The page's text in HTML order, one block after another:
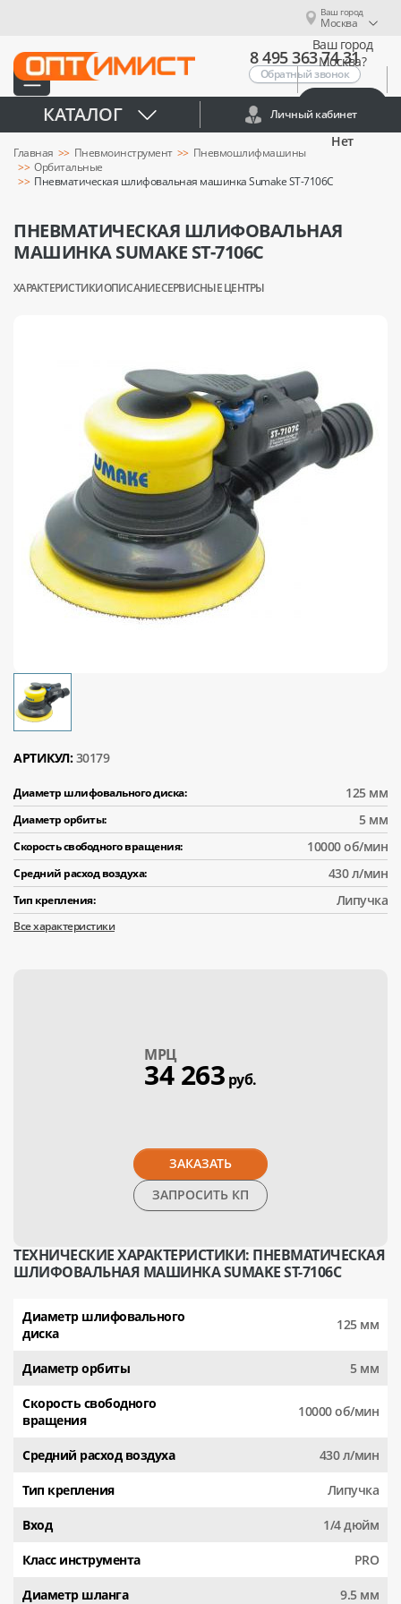
Ваш город
Москва
Ваш город
Москва?
Нет
8 495 363 74 31
Обратный звонок
КАТАЛОГ Личный кабинет
Главная Пневмоинструмент
Пневмошлифмашины
Орбитальные
Пневматическая шлифовальная машинка Sumake ST-7106C
ПНЕВМАТИЧЕСКАЯ ШЛИФОВАЛЬНАЯ
МАШИНКА SUMAKE ST-7106C
ХАРАКТЕРИСТИКИОПИСАНИЕСЕРВИСНЫЕ ЦЕНТРЫ
АРТИКУЛ: 30179
Диаметр шлифовального диска: 125 мм
Диаметр орбиты: 5 мм
Скорость свободного вращения: 10000 об/мин
Средний расход воздуха: 430 л/мин
Тип крепления: Липучка
Все характеристики
МPЦ
34 263 руб.
ЗАКАЗАТЬ
ЗАПРОСИТЬ КП
ТЕХНИЧЕСКИЕ ХАРАКТЕРИСТИКИ: ПНЕВМАТИЧЕСКАЯ
ШЛИФОВАЛЬНАЯ МАШИНКА SUMAKE ST-7106C
Диаметр шлифовального
диска
125 мм
Диаметр орбиты 5 мм
Скорость свободного
вращения
10000 об/мин
Средний расход воздуха 430 л/мин
Тип крепления Липучка
Вход 1/4 дюйм
Класс инструмента PRO
Диаметр шланга 9.5 мм